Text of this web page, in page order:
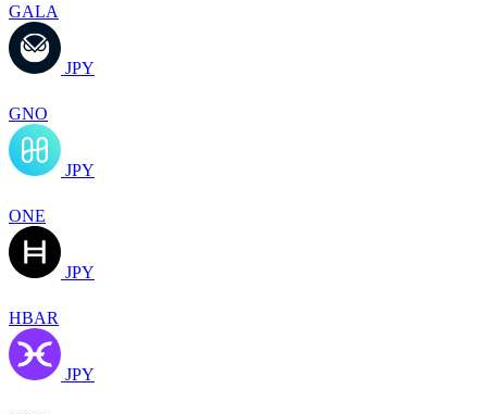
GALA
JPY
GNO
JPY
ONE
JPY
HBAR
JPY